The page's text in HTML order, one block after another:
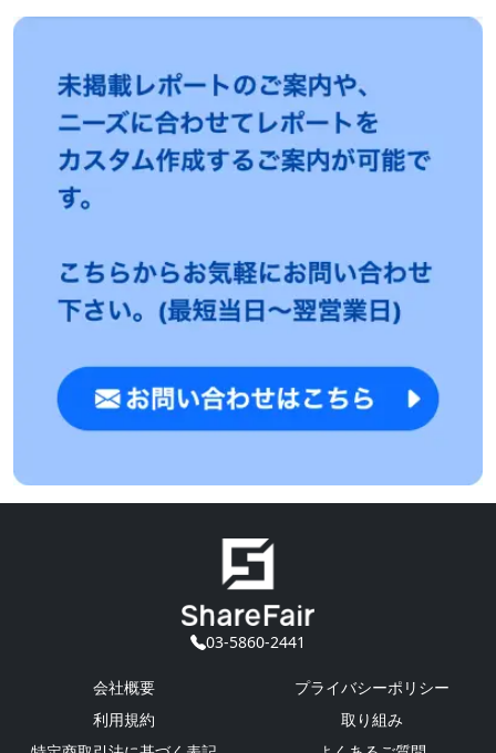
03-5860-2441
会社概要
プライバシーポリシー
利用規約
取り組み